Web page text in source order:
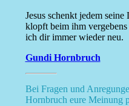
Jesus schenkt jedem
klopft beim ihm
ich dir immer wieder neu.
Gundi Hornbruch
Bei Fragen und
Hornbruch eure Meinung